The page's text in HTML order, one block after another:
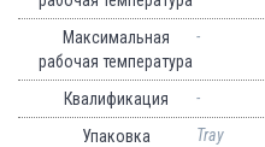
Максимальная
рабочая температура
-
Квалификация
-
Упаковка
Tray